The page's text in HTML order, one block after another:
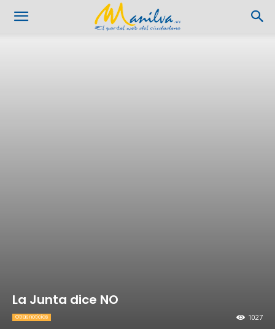
La Junta dice NO
1027
Otras noticias